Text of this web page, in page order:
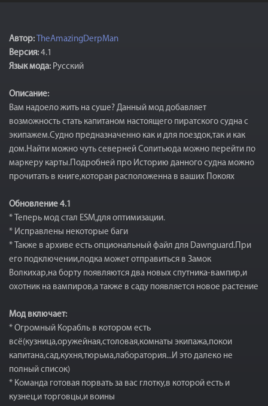
Автор: TheAmazingDerpMan
Версия: 4.1
Язык мода: Русский
Описание:
Вам надоело жить на суше? Данный мод добавляет
возможность стать капитаном настоящего пиратского судна с
экипажем.Судно предназначенно как и для поездок,так и как
дом.Найти можно чуть северней Солитьюда можно перейти по
маркеру карты.Подробней про Историю данного судна можно
прочитать в книге,которая расположенна в ваших Покоях
Обновление 4.1
* Теперь мод стал ESM,для оптимизации.
* Исправлены некоторые баги
* Также в архиве есть опциональный файл для Dawnguard.При
его подключении,лодка может отправиться в Замок
Волкихар,на борту появляются два новых спутника-вампир,и
охотник на вампиров,а также в саду появляется новое растение
Мод включает:
* Огромный Корабль в котором есть
всё(кузница,оружейная,столовая,комнаты экипажа,покои
капитана,сад,кухня,тюрьма,лаборатория...И это далеко не
полный список)
* Команда готовая порвать за вас глотку,в которой есть и
кузнец,и торговцы,и воины